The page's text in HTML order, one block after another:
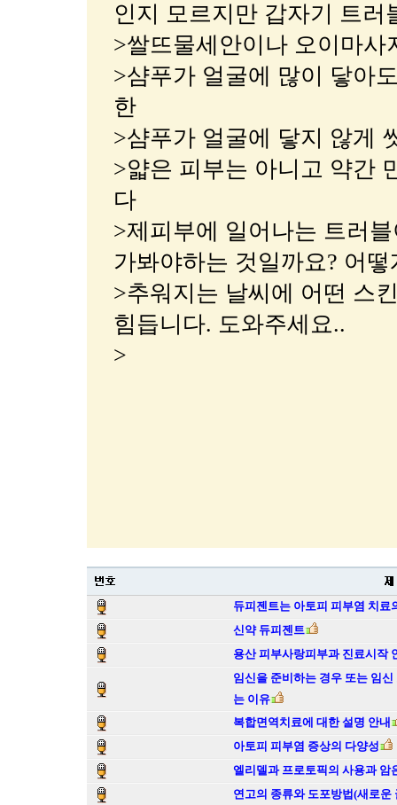
인지 모르지만 갑자기 트러
>쌀뜨물세안이나 오이마
>샴푸가 얼굴에 많이 닿아
한
>샴푸가 얼굴에 닿지 않게
>얇은 피부는 아니고 약간
다
>제피부에 일어나는 트러
가봐야하는 것일까요? 어
>추워지는 날씨에 어떤 스
힘듭니다. 도와주세요..
>
듀피젠트는 아토피 피부염 치료
신약 듀피젠트
용산 피부사랑피부과 진료시작
임신을 준비하는 경우 또는 임
는 이유
복합면역치료에 대한 설명 안내
아토피 피부염 증상의 다양성
엘리델과 프로토픽의 사용과 암
연고의 종류와 도포방법(새로운